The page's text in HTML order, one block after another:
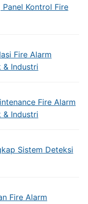
Kontrol Fire
Fire Alarm
& Industri
Fire Alarm
& Industri
Sistem Deteksi
Fire Alarm